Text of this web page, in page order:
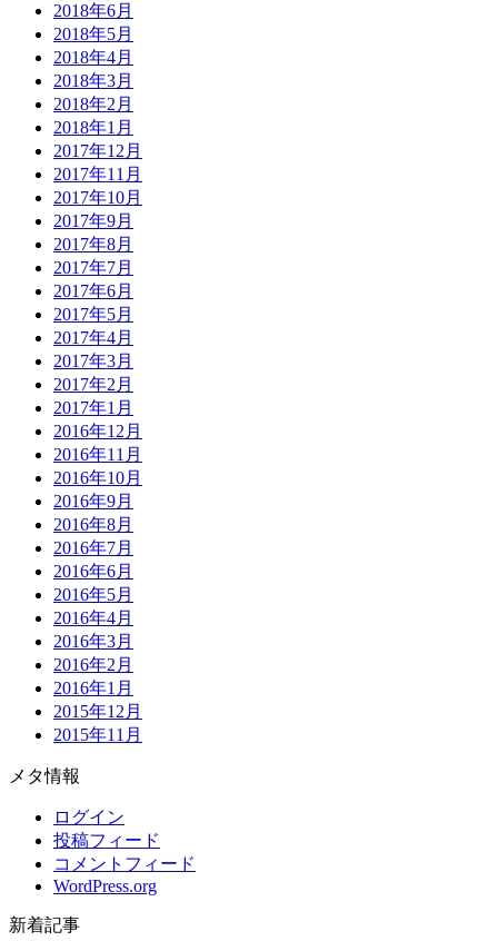
2018年6月
2018年5月
2018年4月
2018年3月
2018年2月
2018年1月
2017年12月
2017年11月
2017年10月
2017年9月
2017年8月
2017年7月
2017年6月
2017年5月
2017年4月
2017年3月
2017年2月
2017年1月
2016年12月
2016年11月
2016年10月
2016年9月
2016年8月
2016年7月
2016年6月
2016年5月
2016年4月
2016年3月
2016年2月
2016年1月
2015年12月
2015年11月
メタ情報
ログイン
投稿フィード
コメントフィード
WordPress.org
新着記事